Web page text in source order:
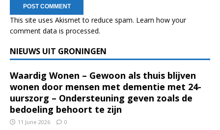
This site uses Akismet to reduce spam. Learn how your
comment data is processed.
NIEUWS UIT GRONINGEN
Waardig Wonen – Gewoon als thuis blijven
wonen door mensen met dementie met 24-
uurszorg – Ondersteuning geven zoals de
bedoeling behoort te zijn
11 June 2026 0